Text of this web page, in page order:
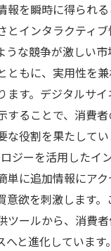
プロモーションにお
市場に応じた看板
ィブなコンテンツ
る看板を通じた新
板のサブスクリプ
とっての看板市場
ップが看板を活用
報を瞬時に得られ
とインタラクティ
うな競争が激しい
ともに、実用性を
ます。デジタルサ
することで、消費
な役割を果たしてい
ロジーを活用したイ
単に追加情報にア
意欲を刺激します
ツールから、消費
と進化しています。